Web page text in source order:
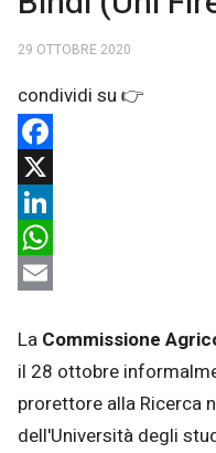
29 OTTOBRE 2020
Facebook
X
LinkedIn
WhatsApp
La Commissione
il 28 ottobre
prorettore alla Ricerca
dell'Università degli